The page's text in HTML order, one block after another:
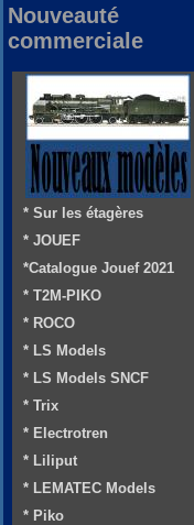
Nouveauté
commerciale
* Sur les étagères
* JOUEF
*Catalogue Jouef 2021
* T2M-PIKO
* ROCO
* LS Models
* LS Models SNCF
* Trix
* Electrotren
* Liliput
* LEMATEC Models
* Piko